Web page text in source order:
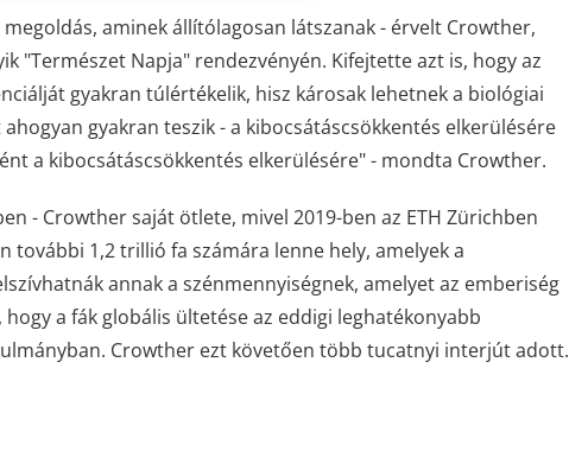
aminek állítólagosan látszanak - érvelt Crowther,
"Természet Napja" rendezvényén. Kifejtette azt is, hogy az
gyakran túlértékelik, hisz károsak lehetnek a biológiai
gyakran teszik - a kibocsátáscsökkentés elkerülésére
a kibocsátáscsökkentés elkerülésére" - mondta Crowther.
- Crowther saját ötlete, mivel 2019-ben az ETH Zürichben
1,2 trillió fa számára lenne hely, amelyek a
annak a szénmennyiségnek, amelyet az emberiség
a fák globális ültetése az eddigi leghatékonyabb
Crowther ezt követően több tucatnyi interjút adott.